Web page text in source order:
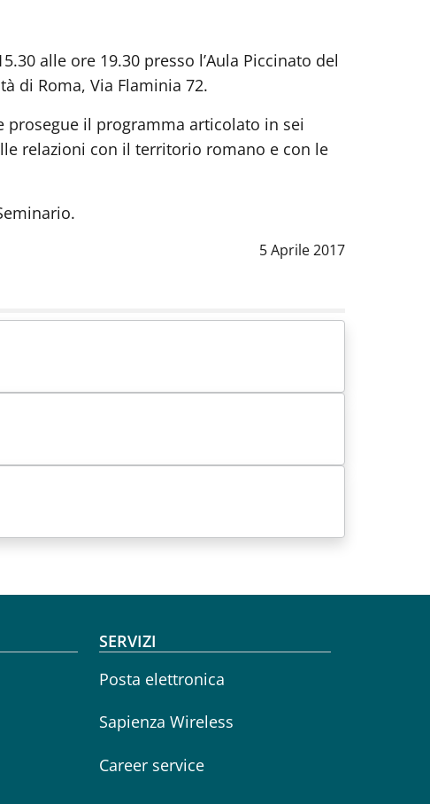
alle ore 19.30 presso l’Aula Piccinato del
di Roma, Via Flaminia 72.
prosegue il programma articolato in sei
relazioni con il territorio romano e con le
Data notizia
5 Aprile 2017
SERVIZI
Posta elettronica
Sapienza Wireless
Career service